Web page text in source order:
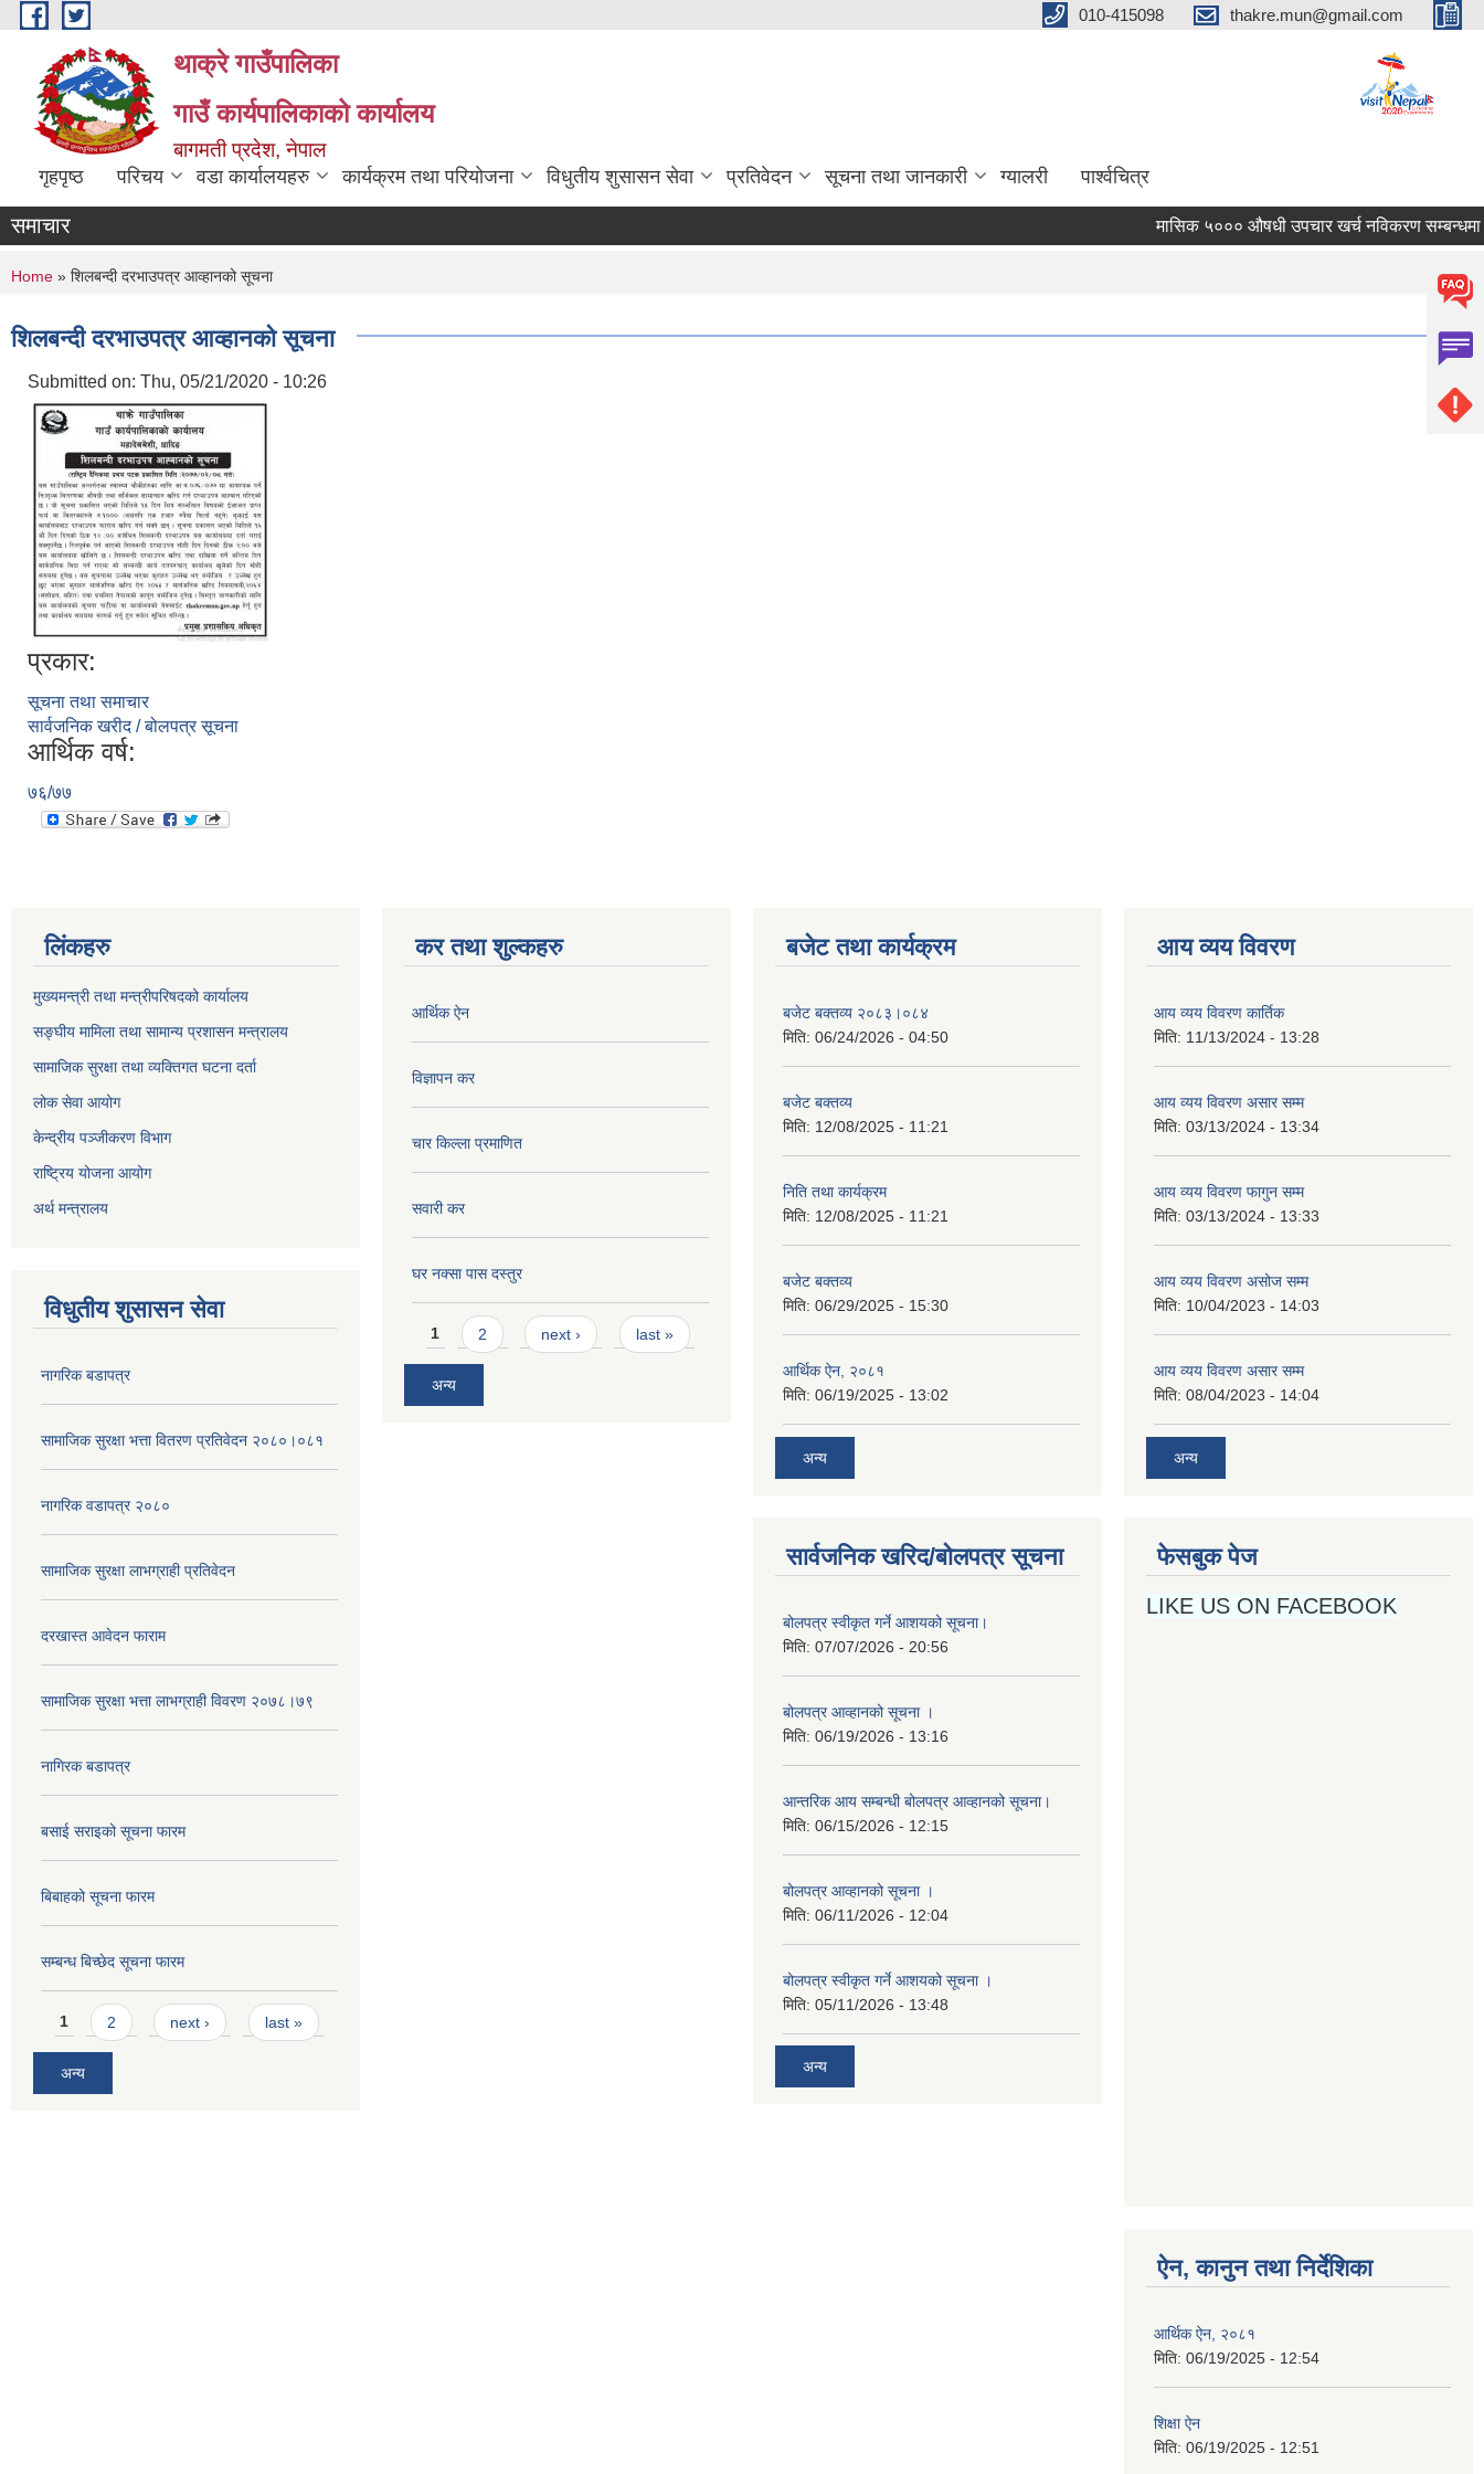
Skip to main content 010-415098 thakre.mun@gmail.com
थाक्रे गाउँपालिका
गाउँ कार्यपालिकाको कार्यालय
बागमती प्रदेश, नेपाल
गृहपृष्ठ परिचय वडा कार्यालयहरु कार्यक्रम तथा परियोजना विधुतीय शुसासन सेवा प्रतिवेदन सूचना तथा जानकारी ग्यालरी पार्श्वचित्र
समाचार मासिक ५००० औषधी उपचार खर्च नविकरण सम्बन्धमा ।
You are here
Home » शिलबन्दी दरभाउपत्र आव्हानको सूचना
शिलबन्दी दरभाउपत्र आव्हानको सूचना
Submitted on: Thu, 05/21/2020 - 10:26
प्रकार:
सूचना तथा समाचार
सार्वजनिक खरीद / बोलपत्र सूचना
आर्थिक वर्ष:
७६/७७
लिंकहरु
मुख्यमन्त्री तथा मन्त्रीपरिषदको कार्यालय
सङ्घीय मामिला तथा सामान्य प्रशासन मन्त्रालय
सामाजिक सुरक्षा तथा व्यक्तिगत घटना दर्ता
लोक सेवा आयोग
केन्द्रीय पञ्जीकरण विभाग
राष्ट्रिय योजना आयोग
अर्थ मन्त्रालय
विधुतीय शुसासन सेवा
नागरिक बडापत्र
सामाजिक सुरक्षा भत्ता वितरण प्रतिवेदन २०८०।०८१
नागरिक वडापत्र २०८०
सामाजिक सुरक्षा लाभग्राही प्रतिवेदन
दरखास्त आवेदन फाराम
सामाजिक सुरक्षा भत्ता लाभग्राही विवरण २०७८।७९
नागिरक बडापत्र
बसाई सराइको सूचना फारम
बिबाहको सूचना फारम
सम्बन्ध बिच्छेद सूचना फारम
Pages
1 2 next › last »
अन्य
कर तथा शुल्कहरु
आर्थिक ऐन
विज्ञापन कर
चार किल्ला प्रमाणित
सवारी कर
घर नक्सा पास दस्तुर
Pages
1 2 next › last »
अन्य
बजेट तथा कार्यक्रम
बजेट बक्तव्य २०८३।०८४
मिति: 06/24/2026 - 04:50
बजेट बक्तव्य
मिति: 12/08/2025 - 11:21
निति तथा कार्यक्रम
मिति: 12/08/2025 - 11:21
बजेट बक्तव्य
मिति: 06/29/2025 - 15:30
आर्थिक ऐन, २०८१
मिति: 06/19/2025 - 13:02
अन्य
सार्वजनिक खरिद/बोलपत्र सूचना
बोलपत्र स्वीकृत गर्ने आशयको सूचना।
मिति: 07/07/2026 - 20:56
बोलपत्र आव्हानको सूचना ।
मिति: 06/19/2026 - 13:16
आन्तरिक आय सम्बन्धी बोलपत्र आव्हानको सूचना।
मिति: 06/15/2026 - 12:15
बोलपत्र आव्हानको सूचना ।
मिति: 06/11/2026 - 12:04
बोलपत्र स्वीकृत गर्ने आशयको सूचना ।
मिति: 05/11/2026 - 13:48
अन्य
आय व्यय विवरण
आय व्यय विवरण कार्तिक
मिति: 11/13/2024 - 13:28
आय व्यय विवरण असार सम्म
मिति: 03/13/2024 - 13:34
आय व्यय विवरण फागुन सम्म
मिति: 03/13/2024 - 13:33
आय व्यय विवरण असोज सम्म
मिति: 10/04/2023 - 14:03
आय व्यय विवरण असार सम्म
मिति: 08/04/2023 - 14:04
अन्य
फेसबुक पेज
LIKE US ON FACEBOOK
ऐन, कानुन तथा निर्देशिका
आर्थिक ऐन, २०८१
मिति: 06/19/2025 - 12:54
शिक्षा ऐन
मिति: 06/19/2025 - 12:51